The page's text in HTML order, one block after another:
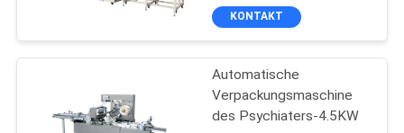
KONTAKT
Automatische
Verpackungsmaschine
des Psychiaters-4.5KW